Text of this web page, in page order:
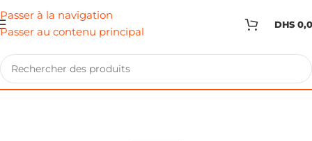
Passer à la navigation
Passer au contenu principal
DHS